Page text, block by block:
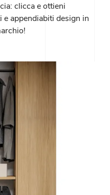
clicca e ottieni
appendiabiti design in